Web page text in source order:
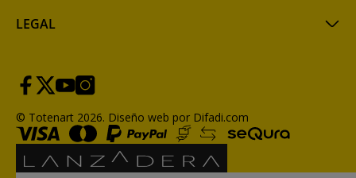
LEGAL
© Totenart 2026. Diseño web por Difadi.com